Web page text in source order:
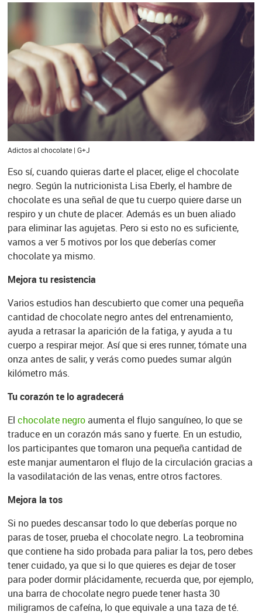
Adictos al chocolate | G+J
Eso sí, cuando quieras darte el placer, elige el chocolate
negro. Según la nutricionista Lisa Eberly, el hambre de
chocolate es una señal de que tu cuerpo quiere darse un
respiro y un chute de placer. Además es un buen aliado
para eliminar las agujetas. Pero si esto no es suficiente,
vamos a ver 5 motivos por los que deberías comer
chocolate ya mismo.
Mejora tu resistencia
Varios estudios han descubierto que comer una pequeña
cantidad de chocolate negro antes del entrenamiento,
ayuda a retrasar la aparición de la fatiga, y ayuda a tu
cuerpo a respirar mejor. Así que si eres runner, tómate una
onza antes de salir, y verás como puedes sumar algún
kilómetro más.
Tu corazón te lo agradecerá
El chocolate negroaumenta el flujo sanguíneo, lo que se
traduce en un corazón más sano y fuerte. En un estudio,
los participantes que tomaron una pequeña cantidad de
este manjar aumentaron el flujo de la circulación gracias a
la vasodilatación de las venas, entre otros factores.
Mejora la tos
Si no puedes descansar todo lo que deberías porque no
paras de toser, prueba el chocolate negro. La teobromina
que contiene ha sido probada para paliar la tos, pero debes
tener cuidado, ya que si lo que quieres es dejar de toser
para poder dormir plácidamente, recuerda que, por ejemplo,
una barra de chocolate negro puede tener hasta 30
miligramos de cafeína, lo que equivale a una taza de té.